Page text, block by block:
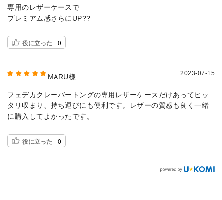
専用のレザーケースで
プレミアム感さらにUP??
役に立った 0
MARU様 2023-07-15
フェデカクレーバートングの専用レザーケースだけあってピッ
タリ収まり、持ち運びにも便利です。レザーの質感も良く一緒
に購入してよかったです。
役に立った 0